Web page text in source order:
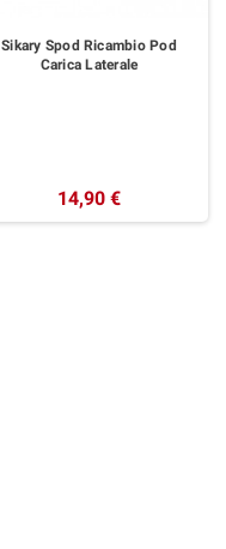
Sikary Spod Ricambio Pod
Carica Laterale
14,90 €